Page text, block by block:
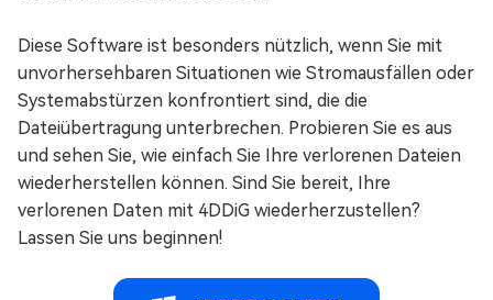
Diese Software ist besonders nützlich, wenn Sie mit
unvorhersehbaren Situationen wie Stromausfällen oder
Systemabstürzen konfrontiert sind, die die
Dateiübertragung unterbrechen. Probieren Sie es aus
und sehen Sie, wie einfach Sie Ihre verlorenen Dateien
wiederherstellen können. Sind Sie bereit, Ihre
verlorenen Daten mit 4DDiG wiederherzustellen?
Lassen Sie uns beginnen!